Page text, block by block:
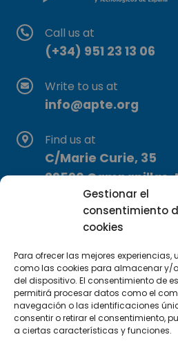
Gestionar el
consentimiento
cookies
Para ofrecer las mejores
como las cookies para almacenar y/
del dispositivo. El consentimiento de
permitirá procesar datos como el
navegación o las identificaciones
consentir o retirar el consentimiento,
a ciertas características y funciones.
Call us at
(+34) 951 23 13 06
Write to us at
info@apte.org
Find us at
C/Marie Curie, 35
29590 Campanillas,
Subscribe to our
SUBSCRIBE